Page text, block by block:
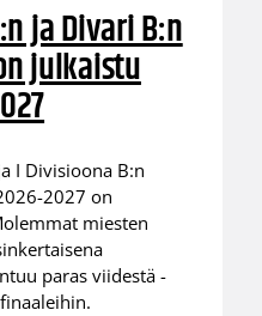
ja Divari B:n
julkaistu
I Divisioona B:n
2027 on
miesten
paras viidestä -